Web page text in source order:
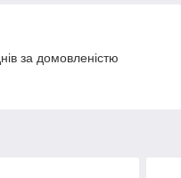
за домовленістю